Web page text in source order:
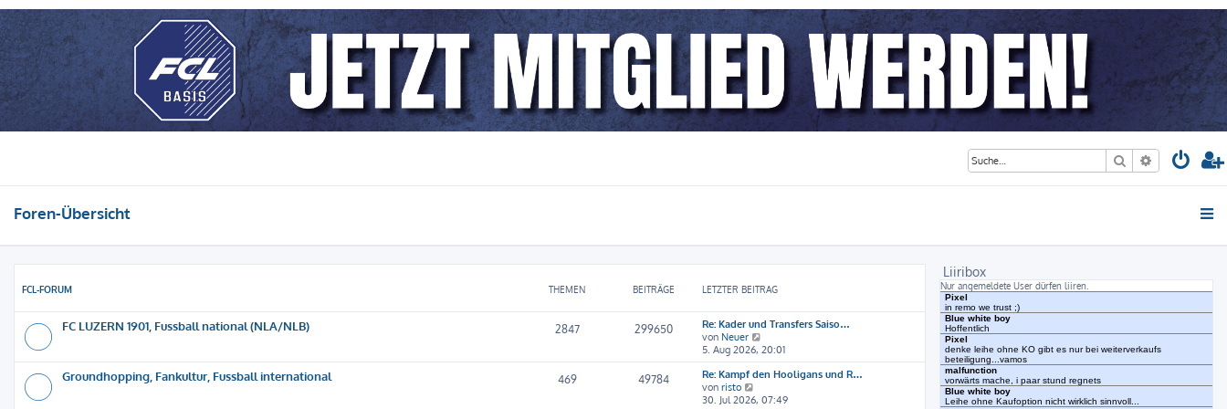
Suche Erweiterte
Foren-Übersicht
Liiribox
Nur angemeldete User dürfen liiren.
FCL-FORUM THEMEN BEITRÄGE LETZTER BEITRAG
FC LUZERN 1901, Fussball national (NLA/NLB) 2847 299650
Re: Kader und Transfers Saiso…
von Neuer
e
u
e
t
5. Aug 2026, 20:01
Groundhopping, Fankultur, Fussball international 469 49784
Re: Kampf den Hooligans und R…
von risto
e
30. Jul 2026, 07:49